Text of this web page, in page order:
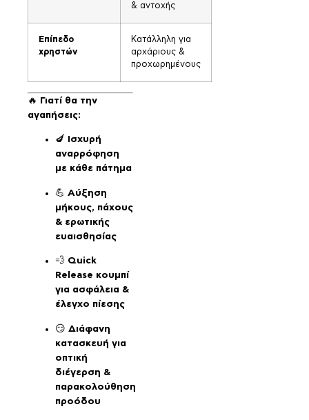
& αντοχής
Επίπεδο
χρηστών
Κατάλληλη για
αρχάριους &
προχωρημένους
🔥
Γιατί θα την
αγαπήσεις:
🍆
Ισχυρή
αναρρόφηση
με κάθε πάτημα
💪 Αύξηση
μήκους, πάχους
& ερωτικής
ευαισθησίας
💨 Quick
Release κουμπί
για ασφάλεια &
έλεγχο πίεσης
😏 Διάφανη
κατασκευή για
οπτική
διέγερση &
παρακολούθηση
προόδου